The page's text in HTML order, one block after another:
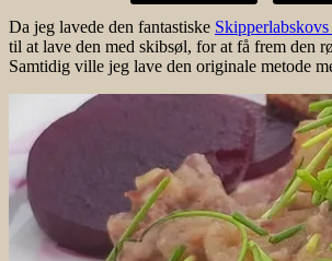
Da jeg lavede den fantastiske
til at lave den med skibsøl, for at få frem den
Samtidig ville jeg lave den originale metode